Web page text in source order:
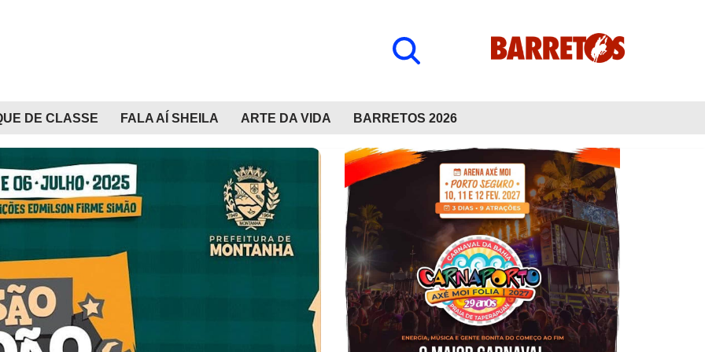
DE CLASSE FALA AÍ SHEILA ARTE DA VIDA BARRETOS 2026